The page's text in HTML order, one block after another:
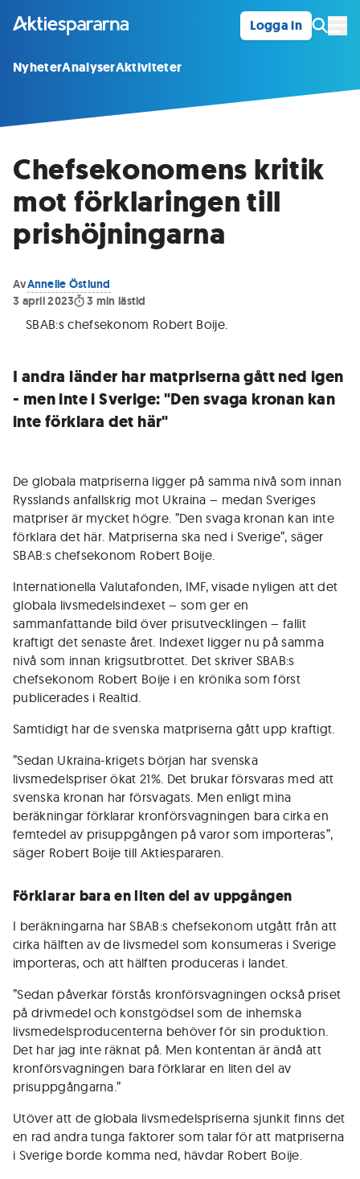
Logga in
NyheterAnalyserAktiviteter
Chefsekonomens kritik
mot förklaringen till
prishöjningarna
AvAnnelie Östlund
3 april 2023
3 min lästid
SBAB:s chefsekonom Robert Boije.
I andra länder har matpriserna gått ned igen
- men inte i Sverige: "Den svaga kronan kan
inte förklara det här"
De globala matpriserna ligger på samma nivå som innan
Rysslands anfallskrig mot Ukraina – medan Sveriges
matpriser är mycket högre. ”Den svaga kronan kan inte
förklara det här. Matpriserna ska ned i Sverige”, säger
SBAB:s chefsekonom Robert Boije.
Internationella Valutafonden, IMF, visade nyligen att det
globala livsmedelsindexet – som ger en
sammanfattande bild över prisutvecklingen – fallit
kraftigt det senaste året. Indexet ligger nu på samma
nivå som innan krigsutbrottet. Det skriver SBAB:s
chefsekonom Robert Boije i en krönika som först
publicerades i Realtid.
Samtidigt har de svenska matpriserna gått upp kraftigt.
”Sedan Ukraina-krigets början har svenska
livsmedelspriser ökat 21%. Det brukar försvaras med att
svenska kronan har försvagats. Men enligt mina
beräkningar förklarar kronförsvagningen bara cirka en
femtedel av prisuppgången på varor som importeras”,
säger Robert Boije till Aktiespararen.
Förklarar bara en liten del av uppgången
I beräkningarna har SBAB:s chefsekonom utgått från att
cirka hälften av de livsmedel som konsumeras i Sverige
importeras, och att hälften produceras i landet.
”Sedan påverkar förstås kronförsvagningen också priset
på drivmedel och konstgödsel som de inhemska
livsmedelsproducenterna behöver för sin produktion.
Det har jag inte räknat på. Men kontentan är ändå att
kronförsvagningen bara förklarar en liten del av
prisuppgångarna.”
Utöver att de globala livsmedelspriserna sjunkit finns det
en rad andra tunga faktorer som talar för att matpriserna
i Sverige borde komma ned, hävdar Robert Boije.